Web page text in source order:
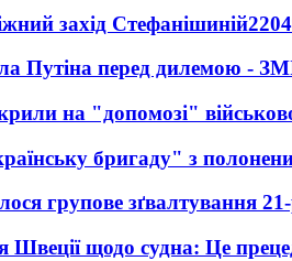
захід Стефанішиній
Путіна перед дилемою -
на "допомозі"
бригаду" з
групове зґвалтування 21-
Швеції щодо судна: Це